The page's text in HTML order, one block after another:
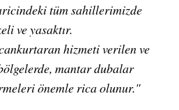
tüm sahillerimizde
ve yasaktır.
hizmeti verilen ve
mantar dubalar
önemle rica olunur."